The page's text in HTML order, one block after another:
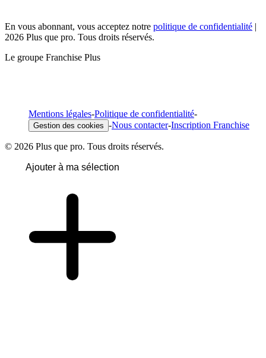
En vous abonnant, vous acceptez notre politique de confidentialité |
2026 Plus que pro. Tous droits réservés.
Le groupe Franchise Plus
Mentions légales-Politique de confidentialité-
Gestion des cookies -Nous contacter-Inscription Franchise
© 2026 Plus que pro. Tous droits réservés.
Ajouter à ma sélection